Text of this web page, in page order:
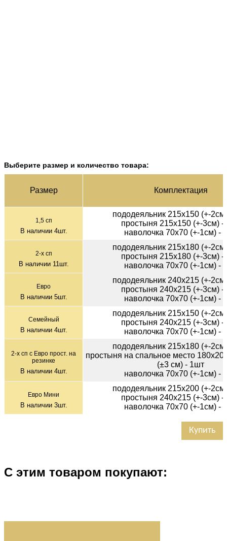
Выберите размер и количество товара:
Раз­мер Ком­плек­тация
1,5 сп
В наличии 4шт.
пододеяльник 215х150 (+-
простыня 215х150 (+-3см) -
наволочка 70х70 (+-1см) -
2-х сп
В наличии 11 шт.
пододеяльник 215х180 (+-
простыня 215х180 (+-3см) -
наволочка 70х70 (+-1см) -
Евро
В наличии 5шт.
пододеяльник 240х215 (+-
простыня 240х215 (+-3см) -
наволочка 70х70 (+-1см) -
Семейный
В наличии 4шт.
пододеяльник 215х150 (+-
простыня 240х215 (+-3см) -
наволочка 70х70 (+-1см) -
2-х сп с Евро прост. на
резинке
В наличии 4шт.
пододеяльник 215х180 (+-
простыня на спальное место
(±3 см) - 1шт
наволочка 70х70 (+-1см) -
Евро Мини
В наличии 3шт.
пододеяльник 215х200 (+-
простыня 240х215 (+-3см) -
наволочка 70х70 (+-1см) -
Купить
С этим товаром покупают: